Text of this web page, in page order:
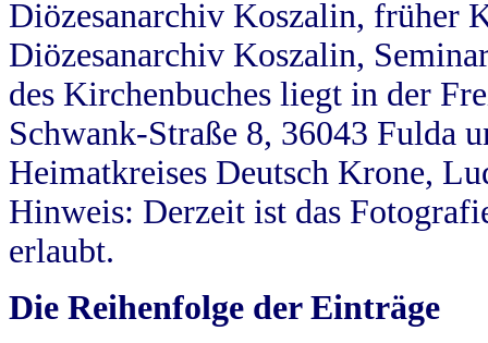
Diözesanarchiv Koszalin, früher
Diözesanarchiv Koszalin,
des Kirchenbuches liegt in der
Schwank-Straße 8, 36043 Fulda
Heimatkreises Deutsch Krone,
Hinweis: Derzeit ist das
erlaubt.
Die Reihenfolge der Einträge